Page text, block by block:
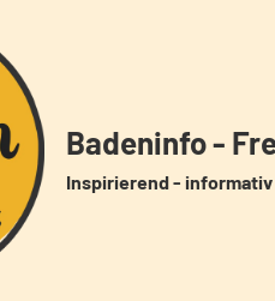
Badeninfo -
Inspirierend -